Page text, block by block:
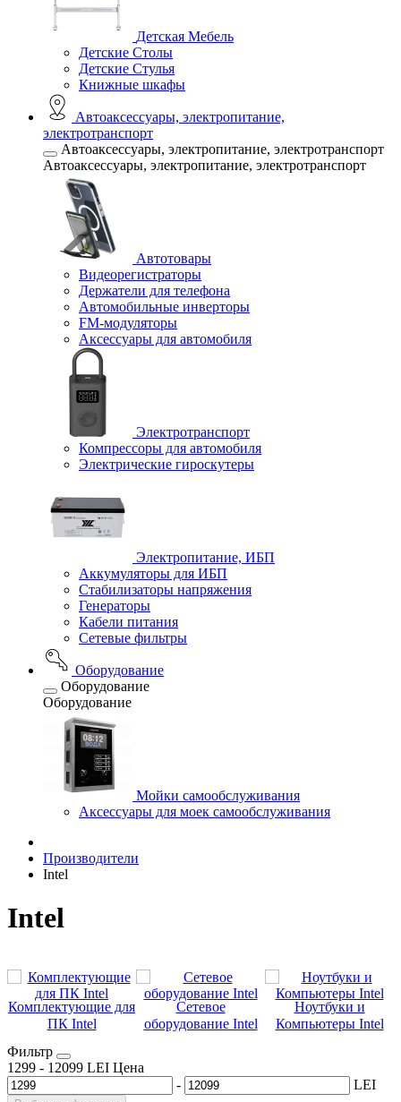
Детская Мебель
Детские Столы
Детские Стулья
Книжные шкафы
Автоаксессуары, электропитание,
электротранспорт
Автоаксессуары, электропитание, электротранспорт
Автоаксессуары, электропитание, электротранспорт
Автотовары
Видеорегистраторы
Держатели для телефона
Автомобильные инверторы
FM-модуляторы
Аксессуары для автомобиля
Электротранспорт
Компрессоры для автомобиля
Электрические гироскутеры
Электропитание, ИБП
Аккумуляторы для ИБП
Стабилизаторы напряжения
Генераторы
Кабели питания
Сетевые фильтры
Оборудование
Оборудование
Оборудование
Мойки самообслуживания
Аксессуары для моек самообслуживания
Производители
Intel
Intel
Комплектующие для
ПК Intel
Сетевое
оборудование Intel
Ноутбуки и
Компьютеры Intel
Фильтр
1299 - 12099 LEI Цена
-
LEI